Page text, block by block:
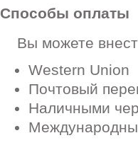
Способы оплаты
Вы можете
Western Union
Почтовый
Наличными